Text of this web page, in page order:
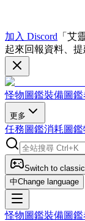
加入 Discord 「艾
起來回報資料、
怪物圖鑑裝備圖鑑
更多
任務圖鑑消耗圖鑑
Switch to
中Change language
怪物圖鑑裝備圖鑑